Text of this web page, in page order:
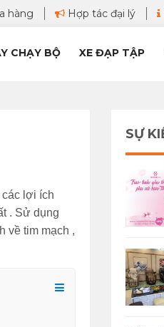
hàng Hợp tác đại lý
CHẠY BỘ XE ĐẠP TẬP
các lợi ích
. Sử dụng
về tim mạch ,
SỰ